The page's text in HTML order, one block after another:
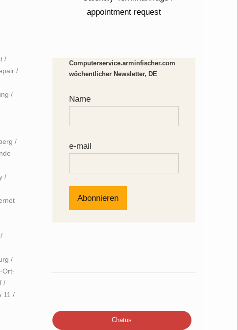
/
/
/
/
/
/
/
Ort-
/
11 /
Computerservice.arminfischer.com
wöchentlicher Newsletter, DE
Name
e-mail
Chatus